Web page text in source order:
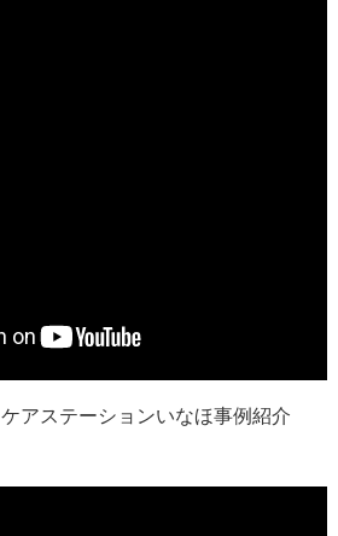
ケアステーションいなほ事例紹介